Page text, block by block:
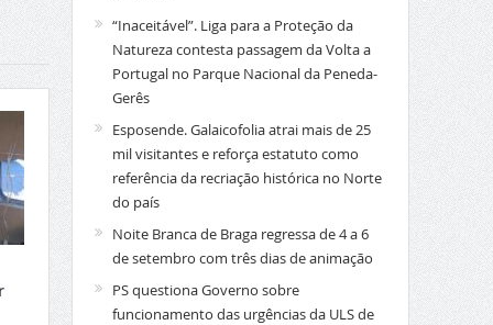
“Inaceitável”. Liga para a Proteção da
Natureza contesta passagem da Volta a
Portugal no Parque Nacional da Peneda-
Gerês
Esposende. Galaicofolia atrai mais de 25
mil visitantes e reforça estatuto como
referência da recriação histórica no Norte
do país
Noite Branca de Braga regressa de 4 a 6
de setembro com três dias de animação
PS questiona Governo sobre
funcionamento das urgências da ULS de